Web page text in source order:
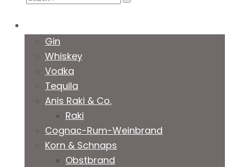
Gin
Whiskey
Vodka
Tequila
Anis Raki & Co.
Raki
Cognac-Rum-Weinbrand
Korn & Schnaps
Obstbrand